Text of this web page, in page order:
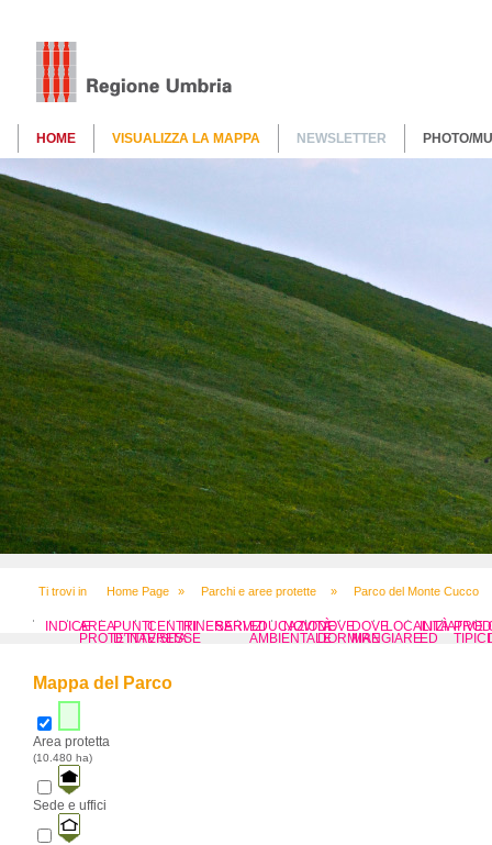
HOME VISUALIZZA LA MAPPA NEWSLETTER PHOTO/
Ti trovi in Home Page » Parchi e aree protette » Parco del Monte Cucco
INDICEAREA
PROTETTA
PUNTI
D’INTERESSE
CENTRI
VISITA
ITINERARI
SERVIZIEDUCAZIONE
AMBIENTALE
NOVITÀDOVE
DORMIRE
DOVE
MANGIARE
LOCALITÀINIZIATIVE
ED TIPICI
Mappa del Parco
Area protetta
(10.480 ha)
Sede e uffici